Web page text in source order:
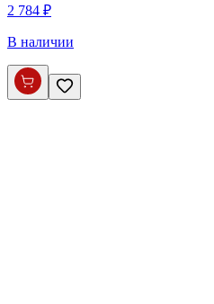
2 784 ₽
В наличии